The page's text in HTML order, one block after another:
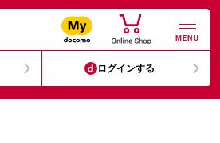
MENU
ログインする